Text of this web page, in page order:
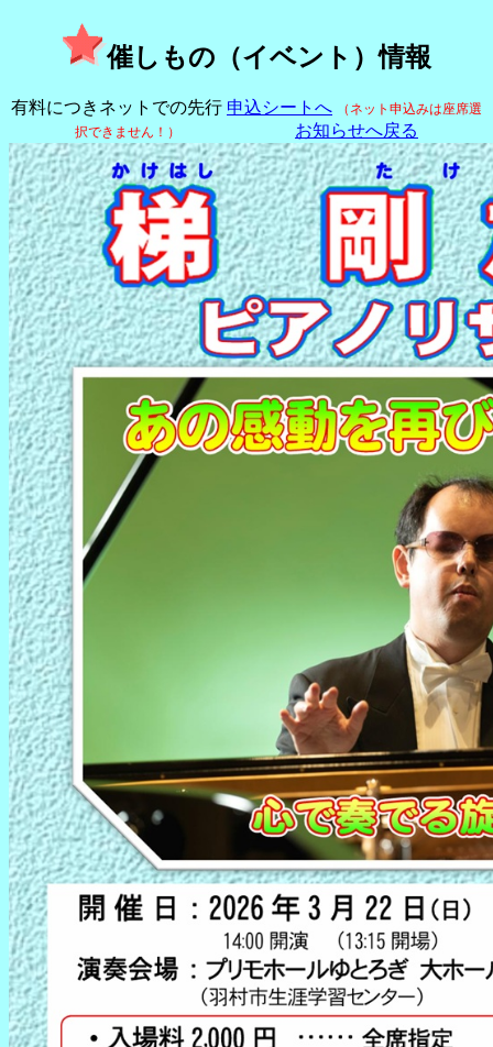
催しもの（イベント）情報
有料につきネットでの先行 申込シートへ
（ネット申込みは座席選
択できません！）
お知らせへ戻る